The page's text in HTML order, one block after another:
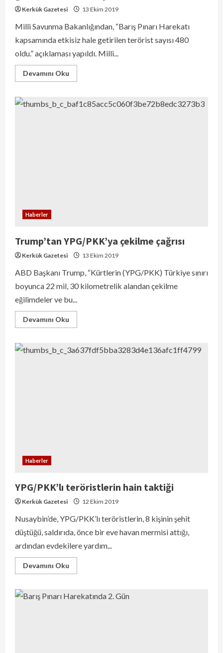
Kerkük Gazetesi 13 Ekim 2019
Milli Savunma Bakanlığından, “Barış Pınarı Harekatı
kapsamında etkisiz hale getirilen terörist sayısı 480
oldu.” açıklaması yapıldı. Milli...
Devamını Oku
Haberler
Trump’tan YPG/PKK’ya çekilme çağrısı
Kerkük Gazetesi 13 Ekim 2019
ABD Başkanı Trump, “Kürtlerin (YPG/PKK) Türkiye sınırı
boyunca 22 mil, 30 kilometrelik alandan çekilme
eğilimdeler ve bu...
Devamını Oku
Haberler
YPG/PKK’lı teröristlerin hain taktiği
Kerkük Gazetesi 12 Ekim 2019
Nusaybin’de, YPG/PKK’lı teröristlerin, 8 kişinin şehit
düştüğü, saldırıda, önce bir eve havan mermisi attığı,
ardından evdekilere yardım...
Devamını Oku